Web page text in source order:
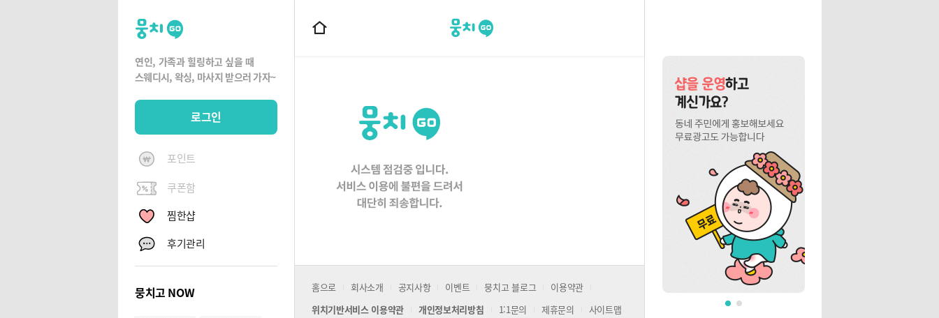
뭉
치
고
연인, 가족과 힐링하고 싶을 때
스웨디시, 왁싱, 마사지 받으러 가자~
로그인
포인트
쿠폰함
찜한샵
후기관리
뭉치고 NOW
뭉치고
홈
홈으로 회사소개 공지사항 이벤트 뭉치고 블로그
이용약관
위치기반서비스 이용약관
개인정보처리방침 1:1문의 제휴문의 사이트맵